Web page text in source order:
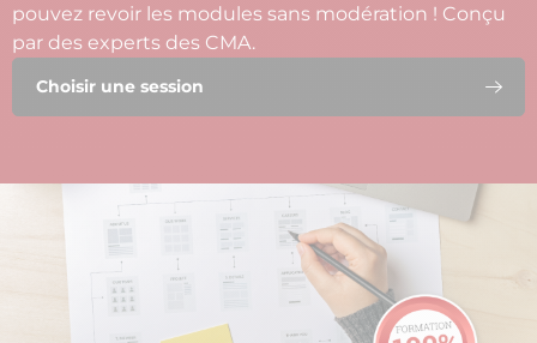
pouvez revoir les modules sans modération ! Conçu
par des experts des CMA.
Choisir une session